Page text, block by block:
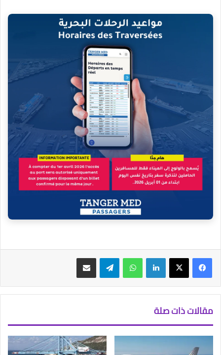
فيسبوك‫X لينكدإن واتساب تيلقرام مشاركة عبر البريد
مقالات ذات صلة